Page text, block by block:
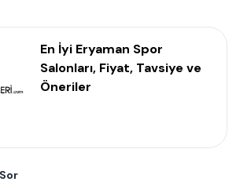
En İyi Eryaman Spor
Salonları, Fiyat, Tavsiye ve
Öneriler